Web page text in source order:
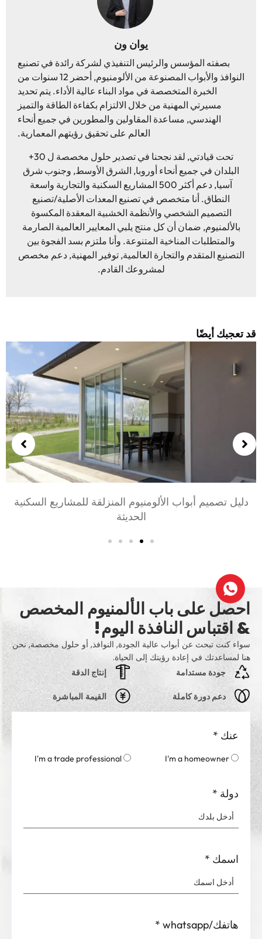
يوان ون
بصفته المؤسس والرئيس التنفيذي لشركة رائدة في تصنيع
النوافذ والأبواب المصنوعة من الألومنيوم, أحضر 12 سنوات من
الخبرة المتخصصة في مواد البناء عالية الأداء. يتم تحديد
مسيرتي المهنية من خلال الالتزام بكفاءة الطاقة والتميز
الهندسي, مساعدة المقاولين والمطورين في جميع أنحاء
العالم على تحقيق رؤيتهم المعمارية.
تحت قيادتي, لقد نجحنا في تصدير حلول مخصصة ل 30+
البلدان في جميع أنحاء أوروبا, الشرق الأوسط, وجنوب شرق
آسيا, دعم أكثر 500 المشاريع السكنية والتجارية واسعة
النطاق. أنا متخصص في تصنيع المعدات الأصلية/تصنيع
التصميم الشخصي والأنظمة الخشبية المعقدة المكسوة
بالألمنيوم, ضمان أن كل منتج يلبي المعايير العالمية الصارمة
والمتطلبات المناخية المتنوعة. وأنا ملتزم بسد الفجوة بين
التصنيع المتقدم والتجارة العالمية, توفير المهنية, دعم مخصص
لمشروعك القادم.
تعجبك أيضًا
دليل تصميم أبواب الألومنيوم المنزلقة للمشاريع السكنية
الحديثة
احصل على باب الألمنيوم المخصص
& اقتباس النافذة اليوم!
سواء كنت تبحث عن أبواب عالية الجودة, النوافذ, أو حلول مخصصة, نحن
هنا لمساعدتك في إعادة رؤيتك إلى الحياة.
جودة مستدامة
دعم دورة كاملة
إنتاج الدقة
القيمة المباشرة
عنك*
I'm a homeowner
I'm a trade professional
دولة *
اسمك*
هاتفك/whatsapp *